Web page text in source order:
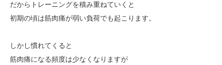
だからトレーニングを積み重ねていくと
初期の頃は筋肉痛が弱い負荷でも起こります。
しかし慣れてくると
筋肉痛になる頻度は少なくなりますが